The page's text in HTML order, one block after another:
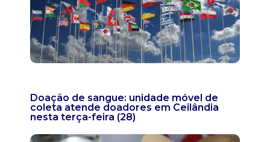
Doação de sangue: unidade móvel de
coleta atende doadores em Ceilândia
nesta terça-feira (28)